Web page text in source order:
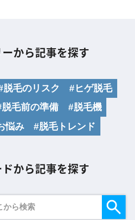
から記事を探す
脱毛のリスク
#ヒゲ脱毛
脱毛前の準備
#脱毛機
悩み
#脱毛トレンド
から記事を探す